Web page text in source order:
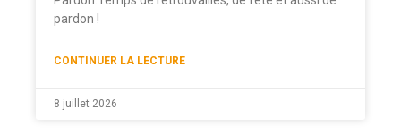
pardon !
CONTINUER LA LECTURE
8 juillet 2026